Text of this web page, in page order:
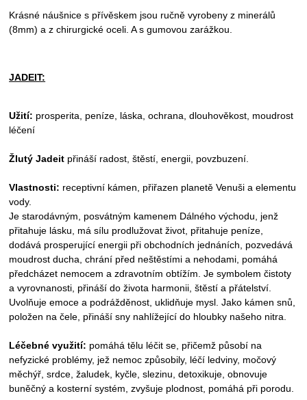
Krásné náušnice s přívěskem jsou ručně vyrobeny z minerálů
(8mm) a z chirurgické oceli. A s gumovou zarážkou.
JADEIT:
Užití: prosperita, peníze, láska, ochrana, dlouhověkost, moudrost
léčení
Žlutý Jadeit přináší radost, štěstí, energii, povzbuzení.
Vlastnosti: receptivní kámen, přiřazen planetě Venuši a elementu
vody.
Je starodávným, posvátným kamenem Dálného východu, jenž
přitahuje lásku, má sílu prodlužovat život, přitahuje peníze,
dodává prosperující energii při obchodních jednáních, pozvedává
moudrost ducha, chrání před neštěstími a nehodami, pomáhá
předcházet nemocem a zdravotním obtížím. Je symbolem čistoty
a vyrovnanosti, přináší do života harmonii, štěstí a přátelství.
Uvolňuje emoce a podrážděnost, uklidňuje mysl. Jako kámen snů,
položen na čele, přináší sny nahlížející do hloubky našeho nitra.
Léčebné využití: pomáhá tělu léčit se, přičemž působí na
nefyzické problémy, jež nemoc způsobily, léčí ledviny, močový
měchýř, srdce, žaludek, kyčle, slezinu, detoxikuje, obnovuje
buněčný a kosterní systém, zvyšuje plodnost, pomáhá při porodu.